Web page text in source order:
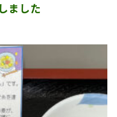
ました